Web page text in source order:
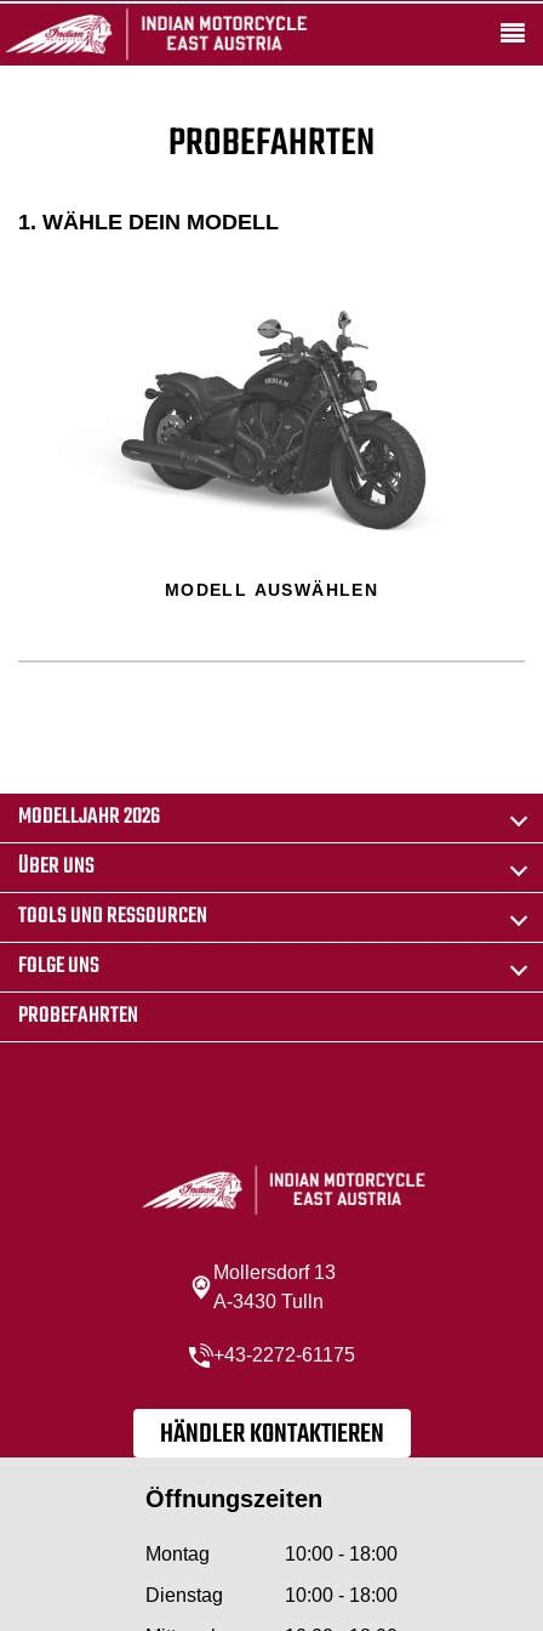
PROBEFAHRTEN
1. WÄHLE DEIN MODELL
MODELL AUSWÄHLEN
MODELLJAHR 2026
ÜBER UNS
TOOLS UND RESSOURCEN
FOLGE UNS
PROBEFAHRTEN
Mollersdorf 13
A-3430 Tulln
+43-2272-61175
HÄNDLER KONTAKTIEREN
Öffnungszeiten
Montag
10:00 - 18:00
Dienstag
10:00 - 18:00